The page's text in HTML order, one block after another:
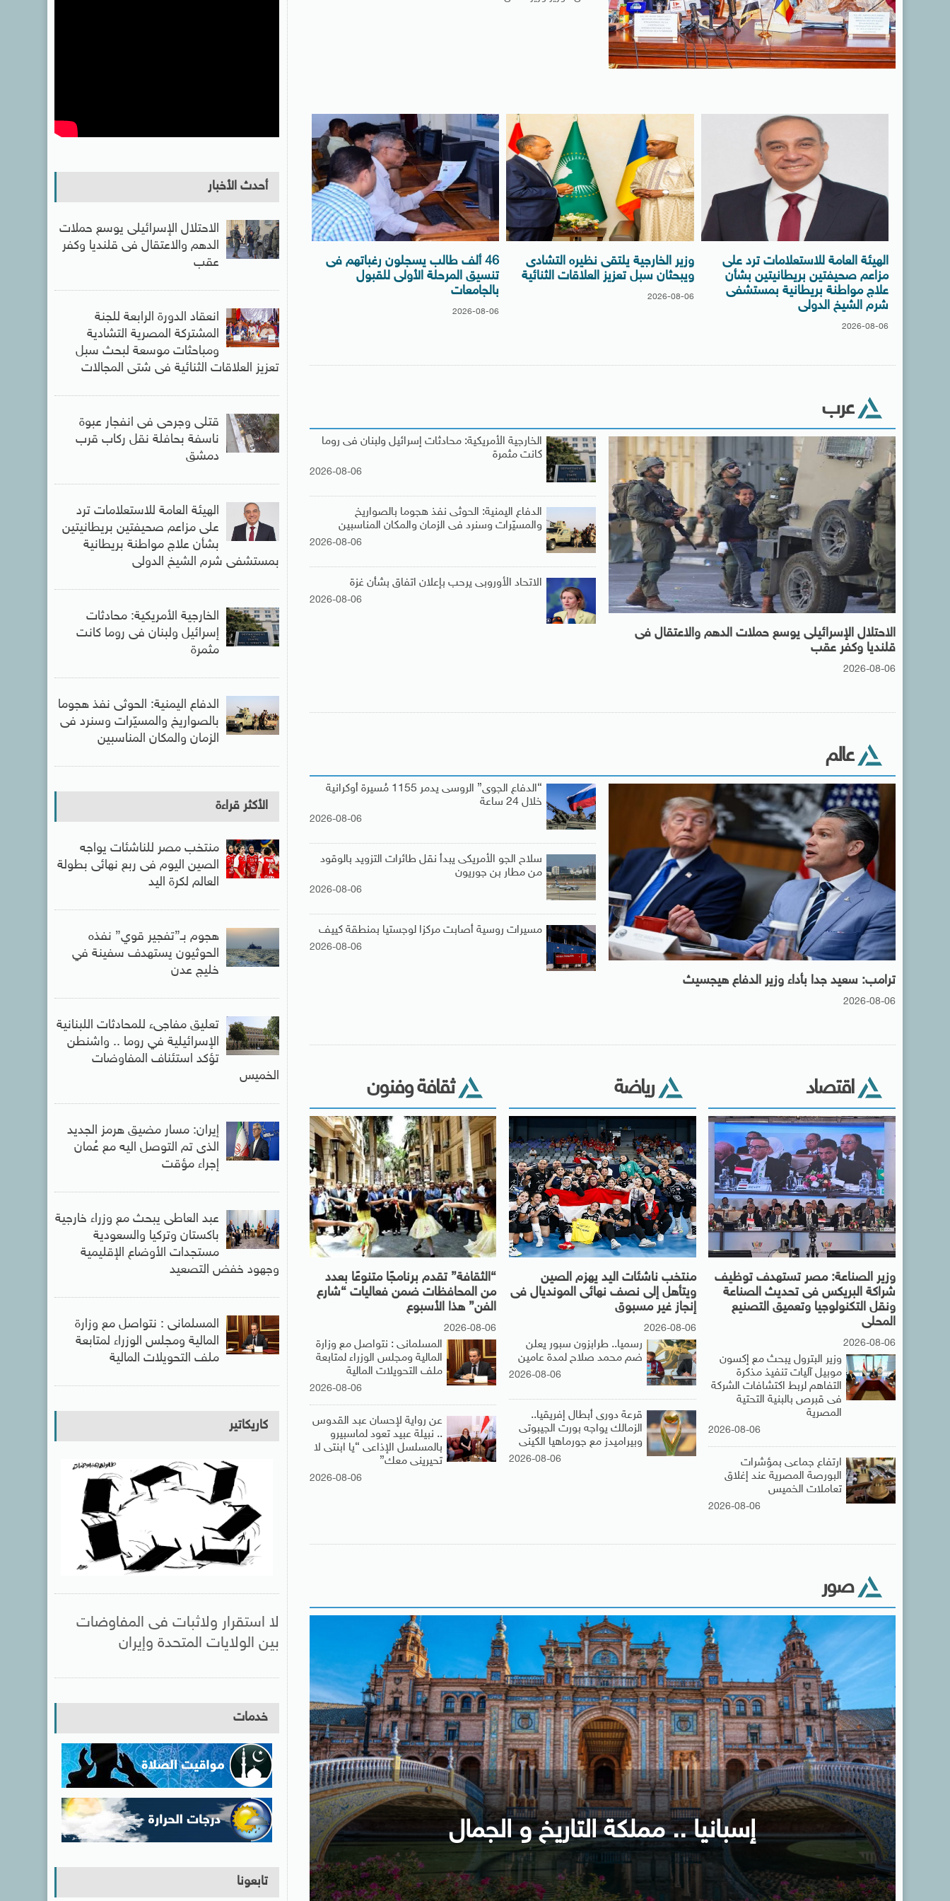
الهيئة العامة للاستعلامات ترد على
مزاعم صحيفتين بريطانيتين بشأن
علاج مواطنة بريطانية بمستشفى
شرم الشيخ الدولى
2026-08-06
وزير الخارجية يلتقى نظيره التشادى
ويبحثان سبل تعزيز العلاقات الثنائية
2026-08-06
46 ألف طالب يسجلون رغباتهم فى
تنسيق المرحلة الأولى للقبول
بالجامعات
2026-08-06
عرب
الخارجية الأمريكية: محادثات إسرائيل ولبنان فى روما
كانت مثمرة
2026-08-06
الدفاع اليمنية: الحوثى نفذ هجوما بالصواريخ
والمسيّرات وسنرد فى الزمان والمكان المناسبين
2026-08-06
الاتحاد الأوروبى يرحب بإعلان اتفاق بشأن غزة
2026-08-06
الاحتلال الإسرائيلى يوسع حملات الدهم والاعتقال فى
قلنديا وكفر عقب
2026-08-06
عالم
“الدفاع الجوى” الروسى يدمر 1155 مُسيرة أوكرانية
خلال 24 ساعة
2026-08-06
سلاح الجو الأمريكى يبدأ نقل طائرات التزويد بالوقود
من مطار بن جوريون
2026-08-06
مسيرات روسية أصابت مركزا لوجستيا بمنطقة كييف
2026-08-06
ترامب: سعيد جدا بأداء وزير الدفاع هيجسيث
2026-08-06
ثقافة وفنون
“الثقافة” تقدم برنامجًا متنوعًا بعدد
من المحافظات ضمن فعاليات “شارع
الفن” هذا الأسبوع
2026-08-06
المسلمانى : نتواصل مع وزارة
المالية ومجلس الوزراء لمتابعة
ملف التحويلات المالية
2026-08-06
عن رواية لإحسان عبد القدوس
.. نبيلة عبيد تعود لماسبيرو
بالمسلسل الإذاعى “يا ابنتى لا
تحيرينى معك”
2026-08-06
رياضة
منتخب ناشئات اليد يهزم الصين
ويتأهل إلى نصف نهائى المونديال فى
إنجاز غير مسبوق
2026-08-06
رسميا.. طرابزون سبور يعلن
ضم محمد صلاح لمدة عامين
2026-08-06
قرعة دورى أبطال إفريقيا..
الزمالك يواجه بورت الجيبوتى
وبيراميدز مع جورماهيا الكينى
2026-08-06
اقتصاد
وزير الصناعة: مصر تستهدف توظيف
شراكة البريكس فى تحديث الصناعة
ونقل التكنولوجيا وتعميق التصنيع
المحلى
2026-08-06
وزير البترول يبحث مع إكسون
موبيل آليات تنفيذ مذكرة
التفاهم لربط اكتشافات الشركة
فى قبرص بالبنية التحتية
المصرية
2026-08-06
ارتفاع جماعى بمؤشرات
البورصة المصرية عند إغلاق
تعاملات الخميس
2026-08-06
صور
إسبانيا .. مملكة التاريخ و الجمال
أحدث الأخبار
الاحتلال الإسرائيلى يوسع حملات
الدهم والاعتقال فى قلنديا وكفر
عقب
انعقاد الدورة الرابعة للجنة
المشتركة المصرية التشادية
ومباحثات موسعة لبحث سبل
تعزيز العلاقات الثنائية فى شتى المجالات
قتلى وجرحى فى انفجار عبوة
ناسفة بحافلة نقل ركاب قرب
دمشق
الهيئة العامة للاستعلامات ترد
على مزاعم صحيفتين بريطانيتين
بشأن علاج مواطنة بريطانية
بمستشفى شرم الشيخ الدولى
الخارجية الأمريكية: محادثات
إسرائيل ولبنان فى روما كانت
مثمرة
الدفاع اليمنية: الحوثى نفذ هجوما
بالصواريخ والمسيّرات وسنرد فى
الزمان والمكان المناسبين
الأكثر قراءة
منتخب مصر للناشئات يواجه
الصين اليوم فى ربع نهائى بطولة
العالم لكرة اليد
هجوم بـ”تفجير قوي” نفذه
الحوثيون يستهدف سفينة في
خليج عدن
تعليق مفاجىء للمحادثات اللبنانية
الإسرائيلية في روما .. واشنطن
تؤكد استئناف المفاوضات
الخميس
إيران: مسار مضيق هرمز الجديد
الذى تم التوصل اليه مع عُمان
إجراء مؤقت
عبد العاطى يبحث مع وزراء خارجية
باكستان وتركيا والسعودية
مستجدات الأوضاع الإقليمية
وجهود خفض التصعيد
المسلمانى : نتواصل مع وزارة
المالية ومجلس الوزراء لمتابعة
ملف التحويلات المالية
كاريكاتير
لا استقرار ولاثبات فى المفاوضات
بين الولايات المتحدة وإيران
خدمات
تابعونا